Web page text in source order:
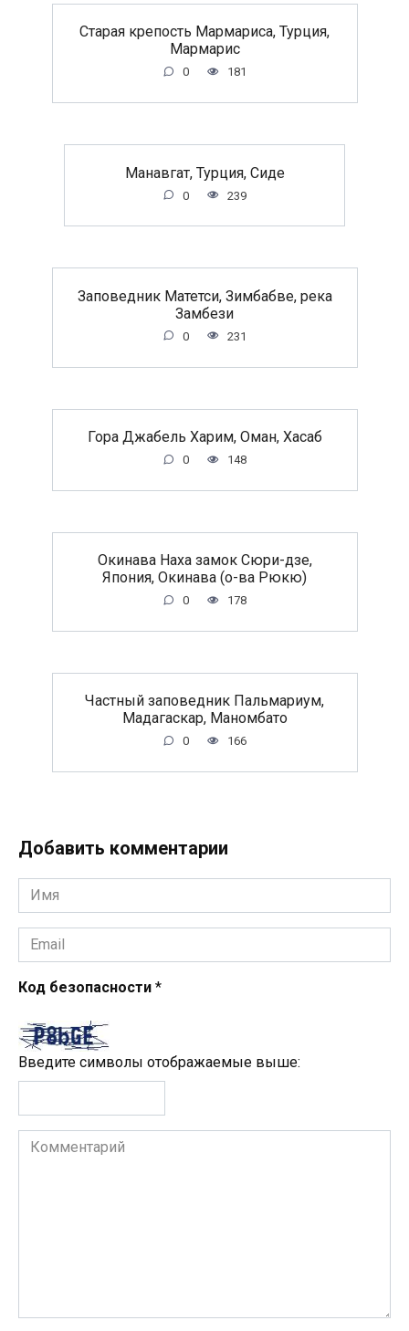
Старая крепость Мармариса, Турция,
Мармарис
0 181
Манавгат, Турция, Сиде
0 239
Заповедник Матетси, Зимбабве, река
Замбези
0 231
Гора Джабель Харим, Оман, Хасаб
0 148
Окинава Наха замок Сюри-дзе,
Япония, Окинава (о-ва Рюкю)
0 178
Частный заповедник Пальмариум,
Мадагаскар, Маномбато
0 166
Добавить комментарии
Имя
*
Email
*
Код безопасности *
Введите символы отображаемые выше:
Комментарий